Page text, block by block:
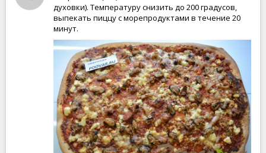
духовки). Температуру снизить до 200 градусов,
выпекать пиццу с морепродуктами в течение 20
минут.